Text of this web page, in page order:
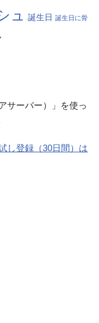
ュ 誕生日 誕生日に骨
サーバー）」を使っ
し登録（30日間）は